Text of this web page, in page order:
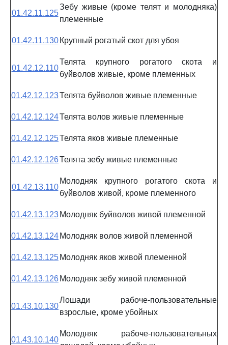
01.42.11.125
Зебу живые (кроме телят и молодняка)
племенные
01.42.11.130 Крупный рогатый скот для убоя
01.42.12.110
Телята крупного рогатого скота и
буйволов живые, кроме племенных
01.42.12.123Телята буйволов живые племенные
01.42.12.124Телята волов живые племенные
01.42.12.125Телята яков живые племенные
01.42.12.126Телята зебу живые племенные
01.42.13.110
Молодняк крупного рогатого скота и
буйволов живой, кроме племенного
01.42.13.123 Молодняк буйволов живой племенной
01.42.13.124 Молодняк волов живой племенной
01.42.13.125 Молодняк яков живой племенной
01.42.13.126 Молодняк зебу живой племенной
01.43.10.130
Лошади рабоче-пользовательные
взрослые, кроме убойных
01.43.10.140
Молодняк рабоче-пользовательных